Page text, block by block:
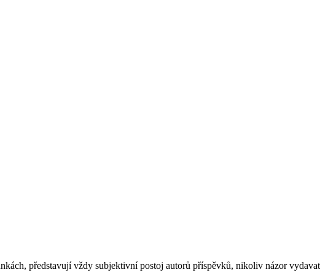
představují vždy subjektivní postoj autorů příspěvků, nikoliv názor